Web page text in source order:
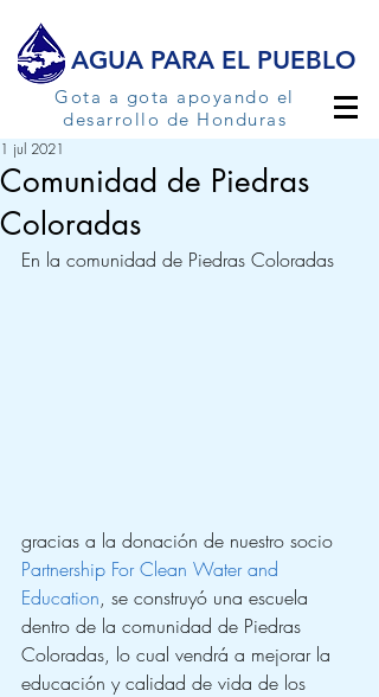
AGUA PARA EL PUEBLO
Gota a gota apoyando el
desarrollo de Honduras
Comunidad de Piedras
Coloradas
1 jul 2021
En la comunidad de Piedras Coloradas
gracias a la donación de nuestro socio
Partnership For Clean Water and
Education, se construyó una escuela
dentro de la comunidad de Piedras
Coloradas, lo cual vendrá a mejorar la
educación y calidad de vida de los